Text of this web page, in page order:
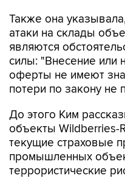
Также она
атаки на склады
являются
силы: "Внесение или
оферты не имеют
потери по закону
До этого Ким
объекты Wildberries-
текущие страховые
промышленных
террористические